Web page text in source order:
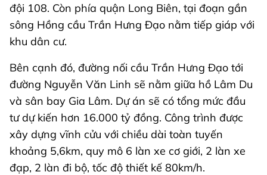
đội 108. Còn phía quận Long Biên, tại đoạn gần
sông Hồng cầu Trần Hưng Đạo nằm tiếp giáp với
khu dân cư.
Bên cạnh đó, đường nối cầu Trần Hưng Đạo tới
đường Nguyễn Văn Linh sẽ nằm giữa hồ Lâm Du
và sân bay Gia Lâm. Dự án sẽ có tổng mức đầu
tư dự kiến hơn 16.000 tỷ đồng. Công trình được
xây dựng vĩnh cửu với chiều dài toàn tuyến
khoảng 5,6km, quy mô 6 làn xe cơ giới, 2 làn xe
đạp, 2 làn đi bộ, tốc độ thiết kế 80km/h.